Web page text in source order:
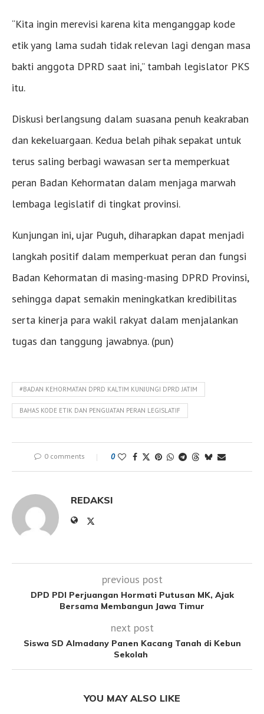
“Kita ingin merevisi karena kita menganggap kode
etik yang lama sudah tidak relevan lagi dengan masa
bakti anggota DPRD saat ini,” tambah legislator PKS
itu.
Diskusi berlangsung dalam suasana penuh keakraban
dan kekeluargaan. Kedua belah pihak sepakat untuk
terus saling berbagi wawasan serta memperkuat
peran Badan Kehormatan dalam menjaga marwah
lembaga legislatif di tingkat provinsi.
Kunjungan ini, ujar Puguh, diharapkan dapat menjadi
langkah positif dalam memperkuat peran dan fungsi
Badan Kehormatan di masing-masing DPRD Provinsi,
sehingga dapat semakin meningkatkan kredibilitas
serta kinerja para wakil rakyat dalam menjalankan
tugas dan tanggung jawabnya. (pun)
#BADAN KEHORMATAN DPRD KALTIM KUNJUNGI DPRD JATIM
BAHAS KODE ETIK DAN PENGUATAN PERAN LEGISLATIF
0 comments 0
REDAKSI
previous post
DPD PDI Perjuangan Hormati Putusan MK, Ajak
Bersama Membangun Jawa Timur
next post
Siswa SD Almadany Panen Kacang Tanah di Kebun
Sekolah
YOU MAY ALSO LIKE